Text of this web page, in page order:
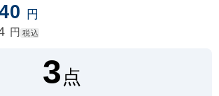
円
円 税込
3点